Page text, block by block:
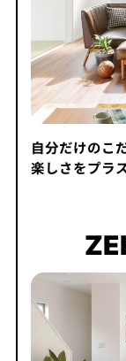
自分だけのこ
楽しさをプラ